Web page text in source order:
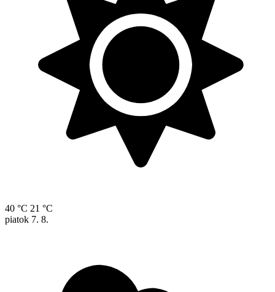
40 °C 21 °C
piatok 7. 8.